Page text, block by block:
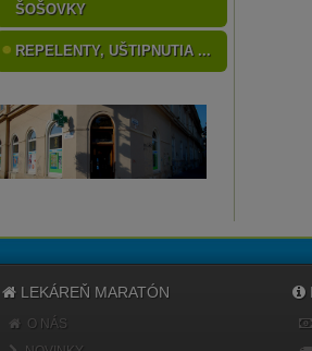
ŠOŠOVKY
REPELENTY, UŠTIPNUTIA ...
LEKÁREŇ MARATÓN
O NÁS